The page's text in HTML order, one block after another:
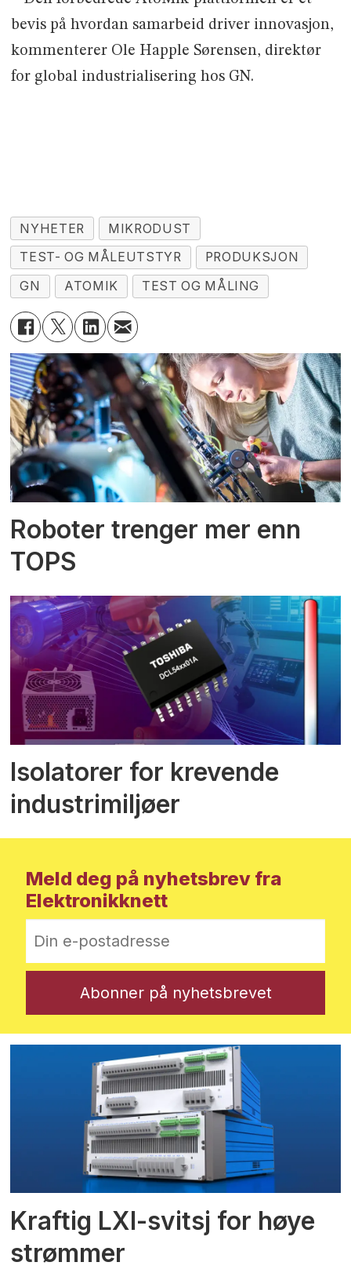
bevis på hvordan samarbeid driver innovasjon,
kommenterer Ole Happle Sørensen, direktør
for global industrialisering hos GN.
NYHETER
MIKRODUST
TEST- OG MÅLEUTSTYR
PRODUKSJON
GN
ATOMIK TEST OG MÅLING
Roboter trenger mer enn
TOPS
Isolatorer for krevende
industrimiljøer
Meld deg på nyhetsbrev fra
Elektronikknett
Kraftig LXI-svitsj for høye
strømmer